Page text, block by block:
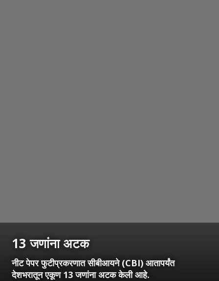
13 जणांना अटक
नीट पेपर फुटीप्रकरणात सीबीआयने (CBI) आतापर्यंत
देशभरातून एकूण 13 जणांना अटक केली आहे.